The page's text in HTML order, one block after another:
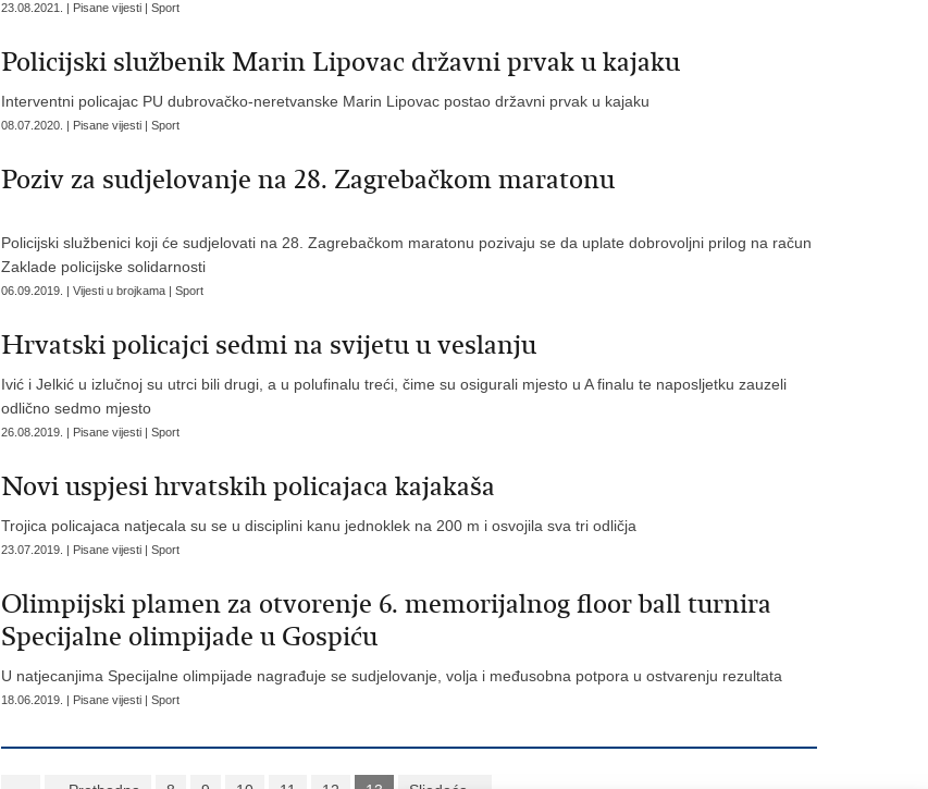
23.08.2021. | Pisane vijesti | Sport
​Policijski službenik Marin Lipovac državni prvak u kajaku
Interventni policajac PU dubrovačko-neretvanske Marin Lipovac postao državni prvak u kajaku
08.07.2020. | Pisane vijesti | Sport
Poziv za sudjelovanje na 28. Zagrebačkom maratonu
Policijski službenici koji će sudjelovati na 28. Zagrebačkom maratonu pozivaju se da uplate dobrovoljni prilog na račun
Zaklade policijske solidarnosti
06.09.2019. | Vijesti u brojkama | Sport
Hrvatski policajci sedmi na svijetu u veslanju
Ivić i Jelkić u izlučnoj su utrci bili drugi, a u polufinalu treći, čime su osigurali mjesto u A finalu te naposljetku zauzeli
odlično sedmo mjesto
26.08.2019. | Pisane vijesti | Sport
Novi uspjesi hrvatskih policajaca kajakaša
Trojica policajaca natjecala su se u disciplini kanu jednoklek na 200 m i osvojila sva tri odličja
23.07.2019. | Pisane vijesti | Sport
Olimpijski plamen za otvorenje 6. memorijalnog floor ball turnira
Specijalne olimpijade u Gospiću
U natjecanjima Specijalne olimpijade nagrađuje se sudjelovanje, volja i međusobna potpora u ostvarenju rezultata
18.06.2019. | Pisane vijesti | Sport